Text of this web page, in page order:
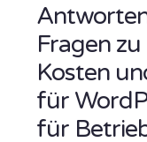
Fragen
Kosten
für
für